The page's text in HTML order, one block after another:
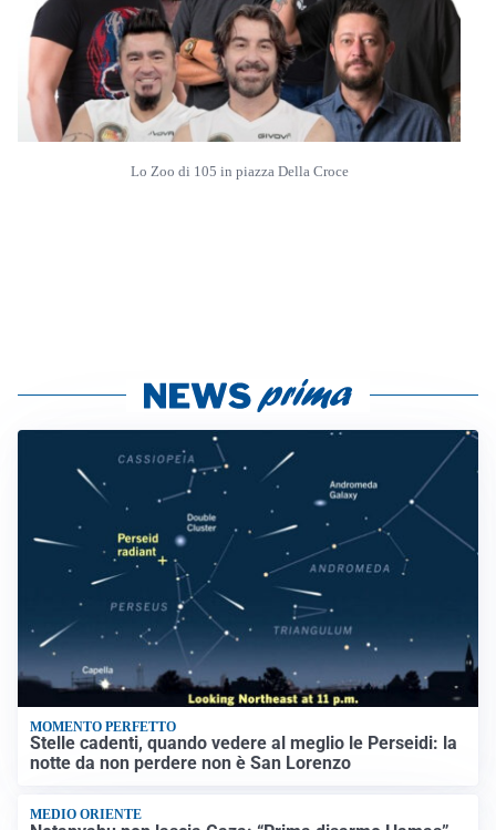
Lo Zoo di 105 in piazza Della Croce
MOMENTO PERFETTO
Stelle cadenti, quando vedere al meglio le Perseidi: la
notte da non perdere non è San Lorenzo
MEDIO ORIENTE